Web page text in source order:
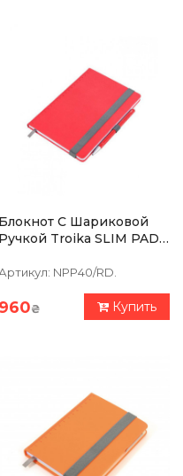
Блокнот С Шариковой
Ручкой Troika SLIM PAD
Артикул: NPP40/RD.
960₴ Купить